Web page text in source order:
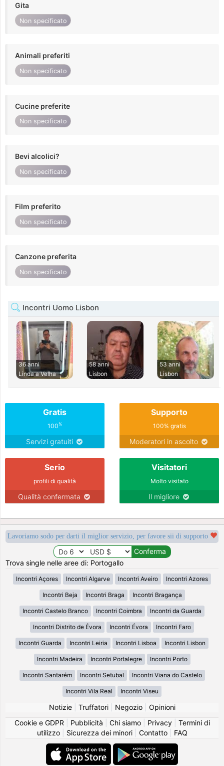
Gita
Non specificato
Animali preferiti
Non specificato
Cucine preferite
Non specificato
Bevi alcolici?
Non specificato
Film preferito
Non specificato
Canzone preferita
Non specificato
Incontri Uomo Lisbon
36 anni
Linda a Velha
58 anni
Lisbon
53 anni
Lisbon
Gratis
100%
Servizi gratuiti
Supporto
100% gratis
Moderatori in ascolto
Serio
profili di qualità
Qualità confermata
Visitatori
Molto visitato
Il migliore
Lavoriamo sodo per darti il miglior servizio, per favore sii di supporto
Trova single nelle aree di: Portogallo
Incontri Açores Incontri Algarve Incontri Aveiro Incontri Azores
Incontri Beja Incontri Braga Incontri Bragança
Incontri Castelo Branco Incontri Coimbra Incontri da Guarda
Incontri Distrito de Évora Incontri Évora Incontri Faro
Incontri Guarda Incontri Leiria Incontri Lisboa Incontri Lisbon
Incontri Madeira Incontri Portalegre Incontri Porto
Incontri Santarém Incontri Setubal Incontri Viana do Castelo
Incontri Vila Real Incontri Viseu
Notizie| Truffatori| Negozio| Opinioni
Cookie e GDPR
Pubblicità Chi siamo| Privacy| Termini di
utilizzo| Sicurezza dei minori| Contatto| FAQ